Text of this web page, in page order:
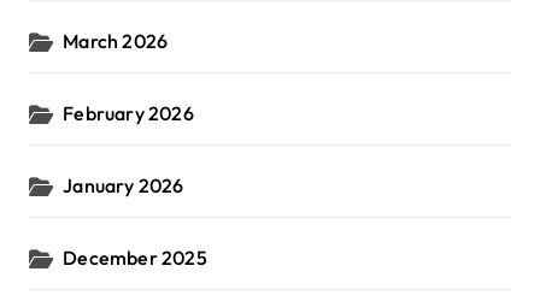
March 2026
February 2026
January 2026
December 2025